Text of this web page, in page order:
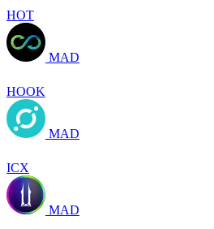
HOT
MAD
HOOK
MAD
ICX
MAD